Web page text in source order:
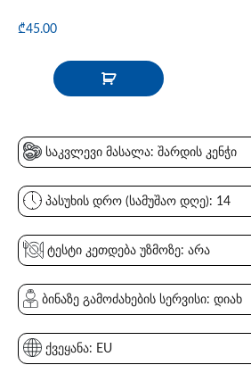
₾45.00
საკვლევი მასალა: შარდის კენჭი
პასუხის დრო (სამუშაო დღე): 14
ტესტი კეთდება უზმოზე: არა
ბინაზე გამოძახების სერვისი: დიახ
ქვეყანა: EU